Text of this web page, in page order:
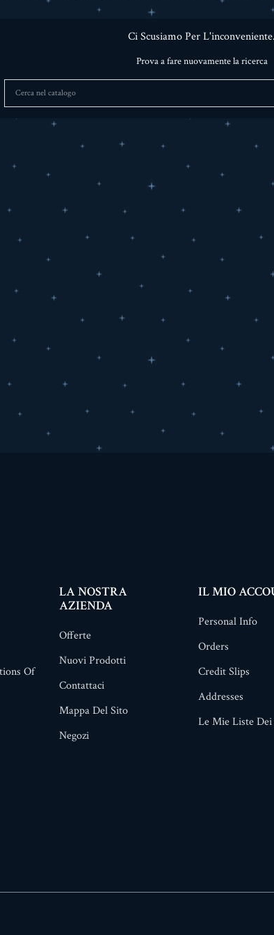
Ci Scusiamo Per
Prova a fare nuovamente la ricerca
Of
LA NOSTRA
AZIENDA
Offerte
Nuovi Prodotti
Contattaci
Mappa Del Sito
Negozi
IL MIO
Personal Info
Orders
Credit Slips
Addresses
Le Mie Liste